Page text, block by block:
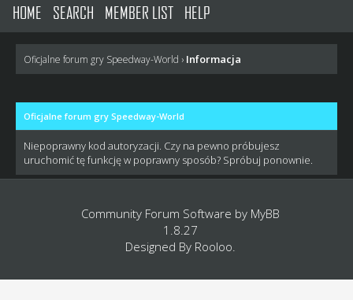
HOME SEARCH MEMBER LIST HELP
Oficjalne forum gry Speedway-World › Informacja
Oficjalne forum gry Speedway-World
Niepoprawny kod autoryzacji. Czy na pewno próbujesz
uruchomić tę funkcję w poprawny sposób? Spróbuj ponownie.
Community Forum Software by MyBB
1.8.27
Designed By Rooloo.